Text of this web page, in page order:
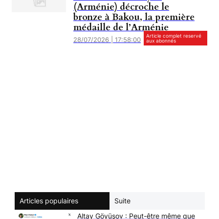
(Arménie) décroche le
bronze à Bakou, la première
médaille de l’Arménie
28/07/2026 | 17:58:00
Article complet reservé
aux abonnés
Articles populaires
Suite
Altay Göyüşov : Peut-être même que